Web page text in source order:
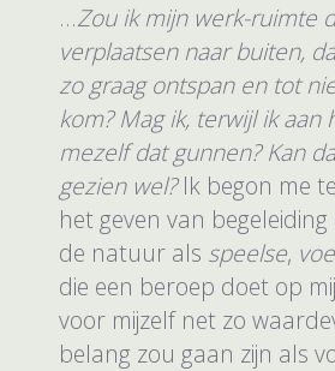
...Zou ik mijn werk-ruimte
verplaatsen naar buiten,
zo graag ontspan en tot
kom? Mag ik, terwijl ik aan
mezelf dat gunnen? Kan
gezien wel?Ik begon me
het geven van
de natuur als speelse,
die een beroep doet op
voor mijzelf net zo
belang zou gaan zijn als